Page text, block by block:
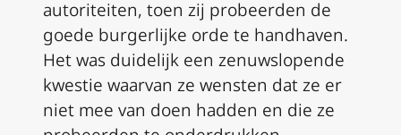
autoriteiten, toen zij probeerden de
goede burgerlijke orde te handhaven.
Het was duidelijk een zenuwslopende
kwestie waarvan ze wensten dat ze er
niet mee van doen hadden en die ze